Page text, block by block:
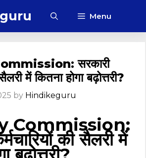
Menu
सरकारी
में कितना होगा बढ़ोत्तरी?
by Hindikeguru
Commission:
की सैलरी में